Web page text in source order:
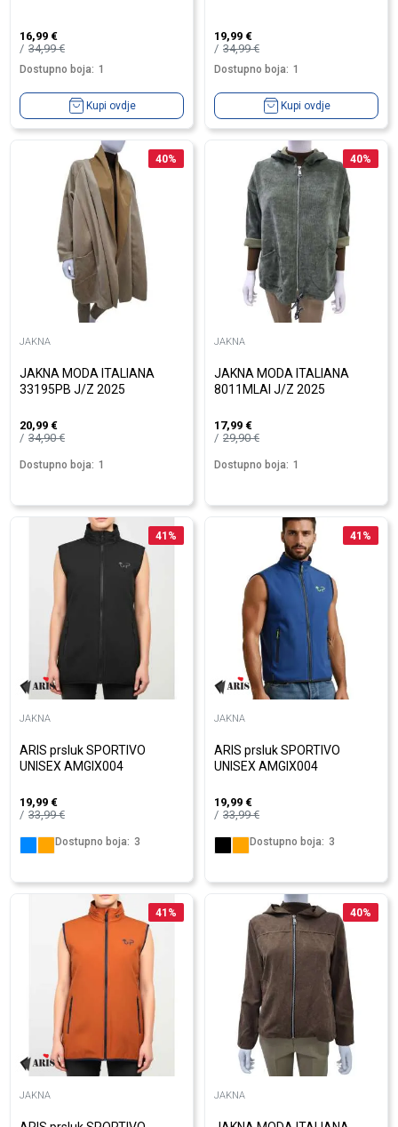
16,99 €
34,99€
Dostupno boja: 1
Kupi ovdje
19,99 €
34,99€
Dostupno boja: 1
Kupi ovdje
40%
JAKNA
JAKNA MODA ITALIANA
33195PB J/Z 2025
20,99 €
34,90€
Dostupno boja: 1
40%
JAKNA
JAKNA MODA ITALIANA
8011MLAI J/Z 2025
17,99 €
29,90€
Dostupno boja: 1
41 %
JAKNA
ARIS prsluk SPORTIVO
UNISEX AMGIX004
19,99 €
33,99€
Dostupno boja: 3
41 %
JAKNA
ARIS prsluk SPORTIVO
UNISEX AMGIX004
19,99 €
33,99€
Dostupno boja: 3
41 %
JAKNA
40%
JAKNA